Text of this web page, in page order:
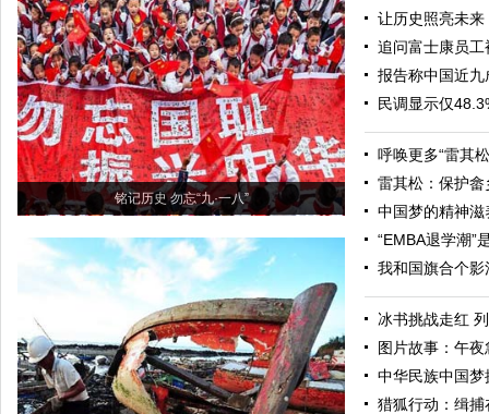
铭记历史 勿忘“九·一八”
让历史照亮未来
追问富士康员
报告称中国近九
民调显示仅
呼唤更多“雷其
雷其松：保护
中国梦的精神
“EMBA退学潮”
我和国旗合个
冰书挑战走红
图片故事：午夜
中华民族中国梦
猎狐行动：缉